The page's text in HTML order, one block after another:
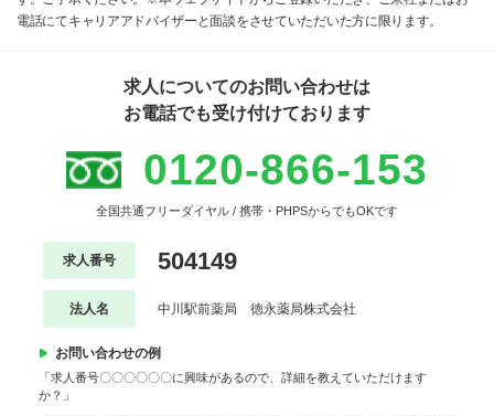
電話にてキャリアアドバイザーと面談をさせていただいた方に限ります。
求人についてのお問い合わせは
お電話でも受け付けております
0120-866-153
全国共通フリーダイヤル / 携帯・PHPSからでもOKです
求人番号 504149
法人名 中川駅前薬局 徳永薬局株式会社
お問い合わせの例
「求人番号〇〇〇〇〇〇に興味があるので、詳細を教えていただけます
か？」